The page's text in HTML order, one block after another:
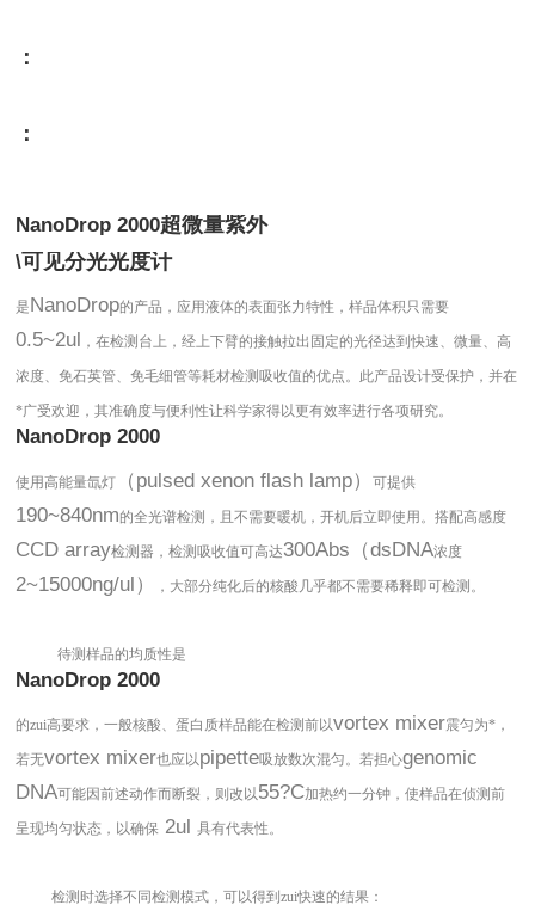
：
：
NanoDrop 2000超微量紫外
\可见分光光度计
是 NanoDrop的产品，应用液体的表面张力特性，样品体积只需要
0.5~2ul ，在检测台上，经上下臂的接触拉出固定的光径达到快速、微量、高
浓度、免石英管、免毛细管等耗材检测吸收值的优点。此产品设计受保护，并在
*广受欢迎，其准确度与便利性让科学家得以更有效率进行各项研究。
NanoDrop 2000
使用高能量氙灯 （pulsed xenon flash lamp）可提供
190~840nm的全光谱检测，且不需要暖机，开机后立即使用。搭配高感度
CCD array检测器，检测吸收值可高达300Abs（dsDNA浓度
2~15000ng/ul） ，大部分纯化后的核酸几乎都不需要稀释即可检测。
待测样品的均质性是
NanoDrop 2000
的zui高要求，一般核酸、蛋白质样品能在检测前以vortex mixer震匀为*，
若无vortex mixer也应以pipette吸放数次混匀。若担心genomic
DNA可能因前述动作而断裂，则改以55?C加热约一分钟，使样品在侦测前
呈现均匀状态，以确保 2ul具有代表性。
检测时选择不同检测模式，可以得到zui快速的结果：